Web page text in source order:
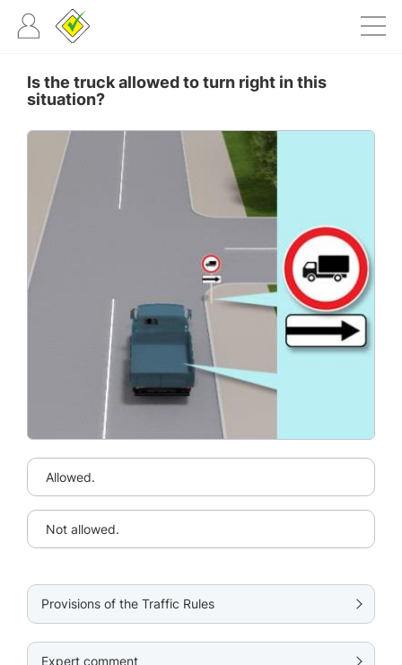
Is the truck allowed to turn right in this
situation?
Allowed.
Not allowed.
Provisions of the Traffic Rules
Expert comment